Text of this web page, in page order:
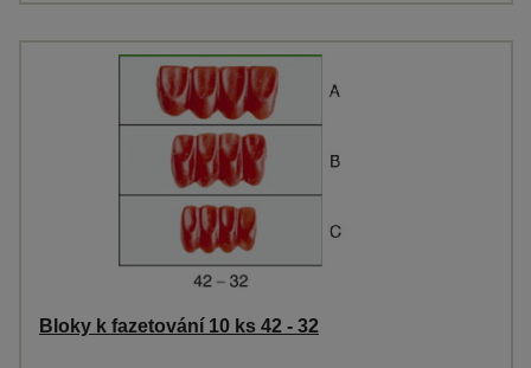
Bloky k fazetování 10 ks 42 - 32